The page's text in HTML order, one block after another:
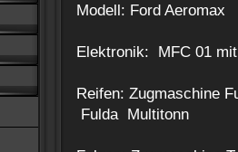
Modell: Ford Aeromax
Elektronik: MFC 01
Reifen: Zugmaschine
Fulda Multitonn